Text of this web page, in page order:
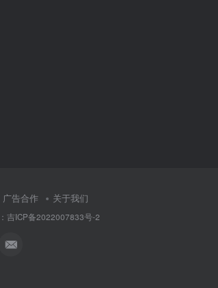
广告合作 关于我们
吉ICP备2022007833号-2